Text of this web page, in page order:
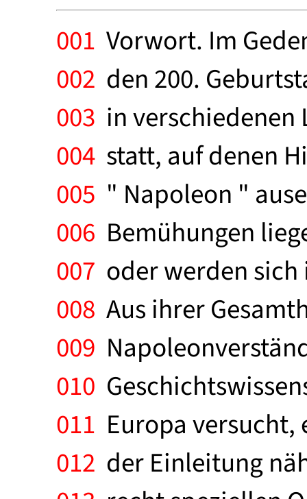
001 Vorwort. Im
002 den 200.
003 in verschiedenen
004 statt, auf denen
005 " Napoleon "
006 Bemühungen
007 oder werden
008 Aus ihrer
009
010
011 Europa versucht,
012 der Einleitung